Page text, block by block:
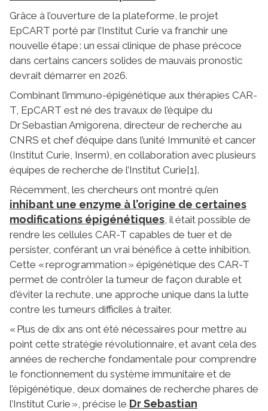
Grâce à l’ouverture de la plateforme, le projet
EpCART porté par l’Institut Curie va franchir une
nouvelle étape : un essai clinique de phase précoce
dans certains cancers solides de mauvais pronostic
devrait démarrer en 2026.
Combinant l’immuno-épigénétique aux thérapies CAR-
T, EpCART est né des travaux de l’équipe du
Dr Sebastian Amigorena, directeur de recherche au
CNRS et chef d’équipe dans l’unité Immunité et cancer
(Institut Curie, Inserm), en collaboration avec plusieurs
équipes de recherche de l’Institut Curie[1].
Récemment, les chercheurs ont montré qu’en
inhibant une enzyme à l’origine de certaines
modifications épigénétiques, il était possible de
rendre les cellules CAR-T capables de tuer et de
persister, conférant un vrai bénéfice à cette inhibition.
Cette « reprogrammation » épigénétique des CAR-T
permet de contrôler la tumeur de façon durable et
d'éviter la rechute, une approche unique dans la lutte
contre les tumeurs difficiles à traiter.
« Plus de dix ans ont été nécessaires pour mettre au
point cette stratégie révolutionnaire, et avant cela des
années de recherche fondamentale pour comprendre
le fonctionnement du système immunitaire et de
l’épigénétique, deux domaines de recherche phares de
l’Institut Curie », précise le Dr Sebastian